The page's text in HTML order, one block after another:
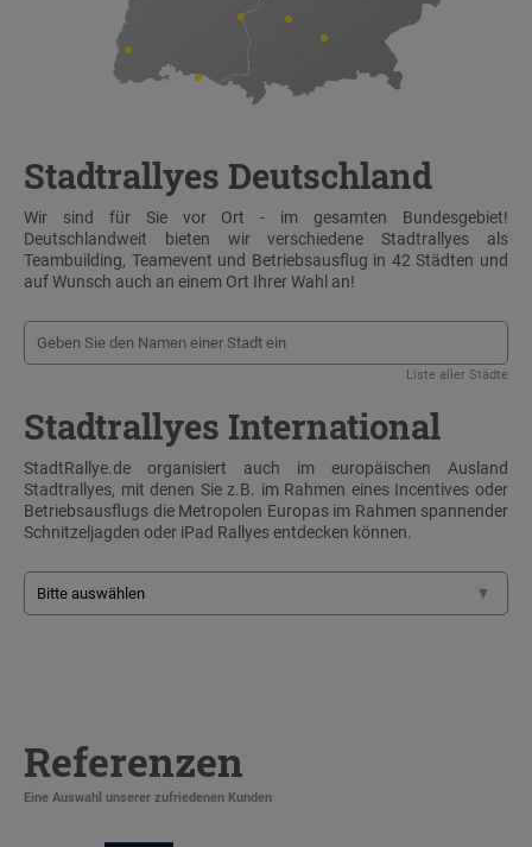
Stadtrallyes Deutschland
Wir sind für Sie vor Ort - im gesamten Bundesgebiet!
Deutschlandweit bieten wir verschiedene Stadtrallyes als
Teambuilding, Teamevent und Betriebsausflug in 42 Städten und
auf Wunsch auch an einem Ort Ihrer Wahl an!
Liste aller Städte
Stadtrallyes International
StadtRallye.de organisiert auch im europäischen Ausland
Stadtrallyes, mit denen Sie z.B. im Rahmen eines Incentives oder
Betriebsausflugs die Metropolen Europas im Rahmen spannender
Schnitzeljagden oder iPad Rallyes entdecken können.
Referenzen
Eine Auswahl unserer zufriedenen Kunden